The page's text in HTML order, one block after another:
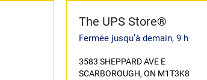
The UPS Store®
Fermée jusqu’à demain, 9 h
3583 SHEPPARD AVE E
SCARBOROUGH, ON M1T3K8